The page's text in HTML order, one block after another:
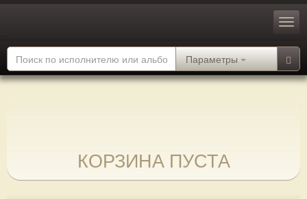
Параметры
КОРЗИНА ПУСТА